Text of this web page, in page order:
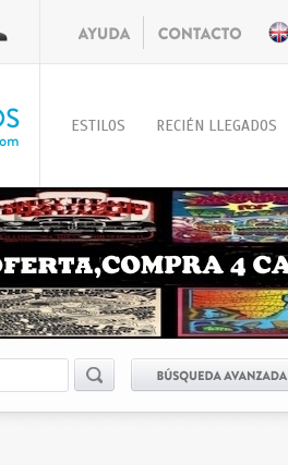
ESTILOS RECIÉN LLEGADOS